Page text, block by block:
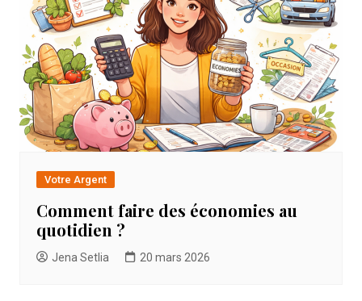
Votre Argent
Comment faire des économies au
quotidien ?
Jena Setlia 20 mars 2026